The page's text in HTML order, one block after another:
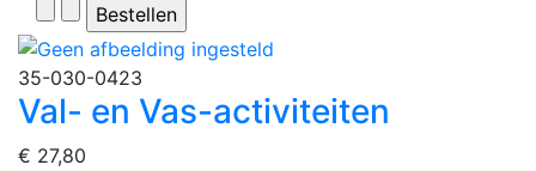
35-030-0423
Val- en Vas-activiteiten
€ 27,80